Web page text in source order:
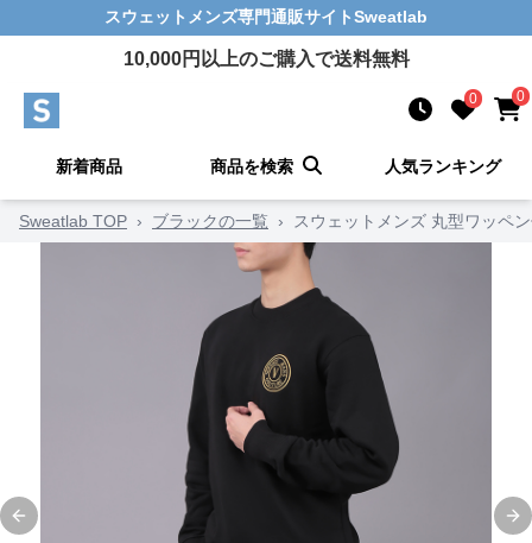
スウェットメンズ専門通販サイトSweatlab
10,000円以上のご購入で送料無料
0 0
新着商品 商品を検索 人気ランキング
Sweatlab TOP › ブラックの一覧 › スウェットメンズ 丸型ワッペ
Previous slide